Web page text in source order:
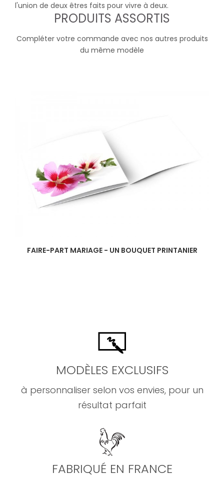
l'union de deux êtres faits pour vivre à deux.
PRODUITS ASSORTIS
Compléter votre commande avec nos autres produits
du même modèle
FAIRE-PART MARIAGE - UN BOUQUET PRINTANIER
MODÈLES EXCLUSIFS
à personnaliser selon vos envies, pour un
résultat parfait
FABRIQUÉ EN FRANCE